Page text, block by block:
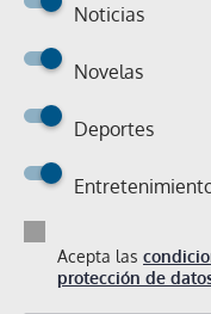
Noticias
Novelas
Deportes
Acepta las
protección de